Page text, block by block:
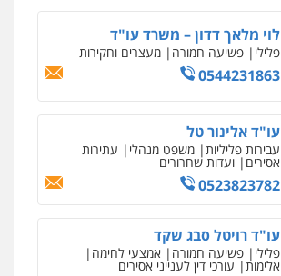
שחר לדובסקי, עו"ד
פלילי מעצרים וחקירות עבירות המתה
דין לענייני אסירים
0507913332
עו"ד איהאב ג'לג'ולי
פלילי מעצרים וחקירות
אסירים
0505216700
עו"ד שלומי שרון
פלילי צבאי מעצרים וחקירות
0547342002
לוי מלאך דדון – משרד עו"ד
פלילי פשיעה חמורה מעצרים וחקירות
0544231863
עו"ד אלינור טל
עבירות פליליות משפט מנהלי עתירות
אסירים ועדות שחרורים
0523823782
עו"ד רויטל סבג שקד
פלילי פשיעה חמורה אמצעי לחימה
אלימות עורכי דין לענייני אסירים
0504578527
שליליים
שירותים מקצועיים לעורכי דין
0522508109
אחסון אתרים
מקצועיים לעורכי דין